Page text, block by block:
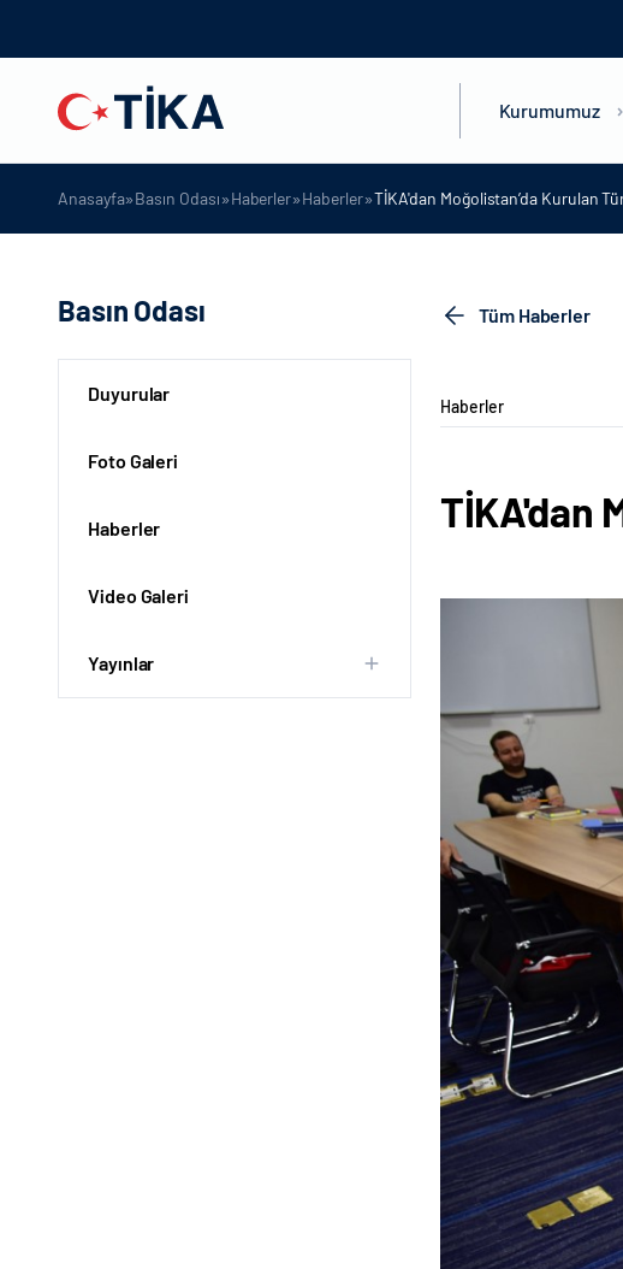
Kurumumuz
Anasayfa»Basın Odası»Haberler»Haberler»TİKA'dan Moğolistan’da Kurulan
Basın Odası
Duyurular
Foto Galeri
Haberler
Video Galeri
Yayınlar
Tüm Haberler
Haberler
TİKA'dan